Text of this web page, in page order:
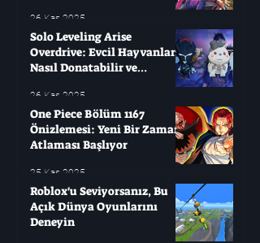
26 Kas 2025
Solo Leveling Arise
Overdrive: Evcil Hayvanları
Nasıl Donatabilir ve
26 Kas 2025
One Piece Bölüm 1167
Önizlemesi: Yeni Bir Zaman
Atlaması Başlıyor
25 Kas 2025
Roblox'u Seviyorsanız, Bu
Açık Dünya Oyunlarını
Deneyin